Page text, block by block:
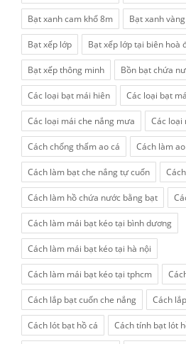
Bạt xanh cam khổ 8m Bạt xanh
Bạt xếp lớp Bạt xếp lớp tại biên hoà
Bạt xếp thông minh Bồn bạt chứa
Các loại bạt mái hiên Các loại bạt
Các loại mái che nắng mưa Các loại
Cách chống thấm ao cá Cách làm
Cách làm bạt che nắng tự cuốn
Cách làm hồ chứa nước bằng bạt
Cách làm mái bạt kéo tại bình dương
Cách làm mái bạt kéo tại hà nội
Cách làm mái bạt kéo tại tphcm
Cách lắp bạt cuốn che nắng Cách
Cách lót bạt hồ cá Cách tính bạt lót